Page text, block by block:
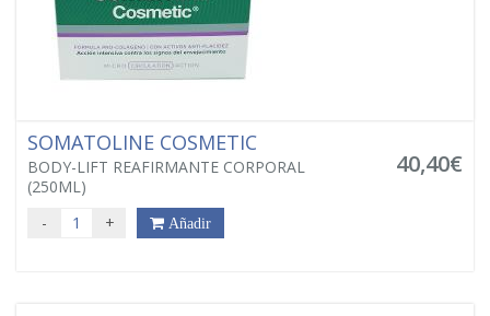
SOMATOLINE COSMETIC
BODY-LIFT REAFIRMANTE CORPORAL
(250ML)
40,40€
- + Añadir